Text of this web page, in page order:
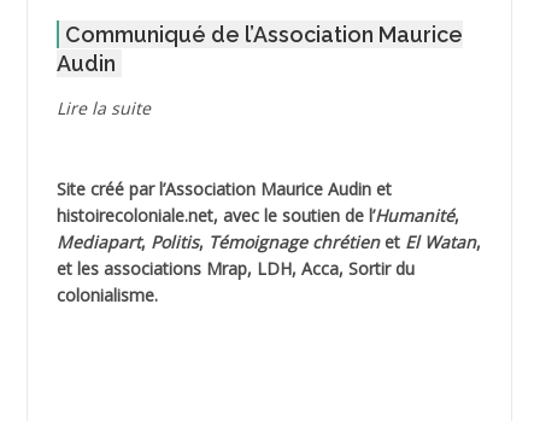
AGOULMINE
AHLOUCHE Mabrouk *
AIBLIED Ahmed
Communiqué de l’Association Maurice
Audin
Lire la suite
Site créé par l’Association Maurice Audinet
histoirecoloniale.net, avec le soutien de l’Humanité,
Mediapart, Politis, Témoignage chrétienet El Watan,
et les associations Mrap, LDH, Acca, Sortir du
colonialisme.